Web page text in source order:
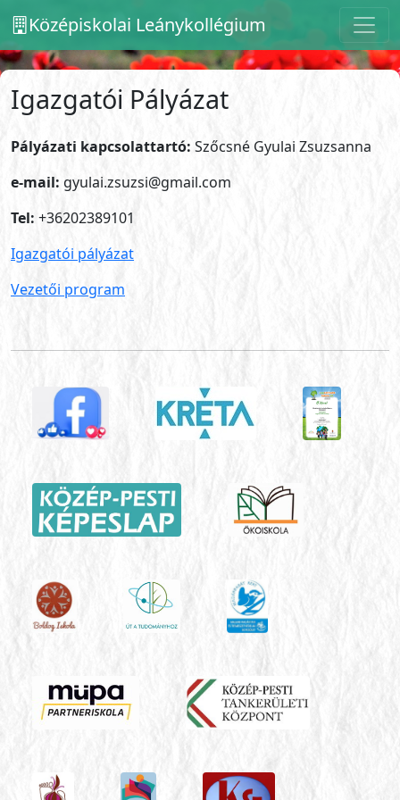
Középiskolai Leánykollégium
Igazgatói Pályázat
Pályázati kapcsolattartó: Szőcsné Gyulai Zsuzsanna
e-mail: gyulai.zsuzsi@gmail.com
Tel: +36202389101
Igazgatói pályázat
Vezetői program